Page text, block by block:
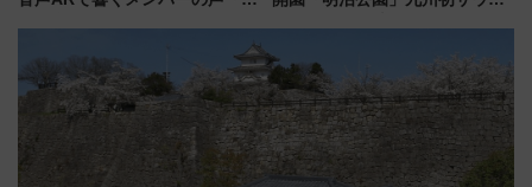
はどう変わる？